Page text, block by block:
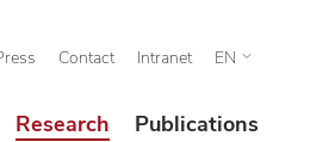
Contact Intranet EN
Research Publications